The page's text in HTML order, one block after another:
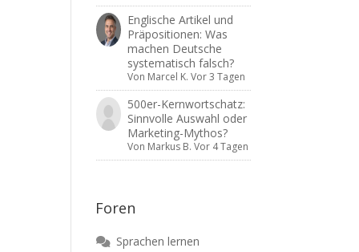
Englische Artikel und
Präpositionen: Was
machen Deutsche
systematisch falsch?
Von Marcel K. Vor 3 Tagen
500er-Kernwortschatz:
Sinnvolle Auswahl oder
Marketing-Mythos?
Von Markus B. Vor 4 Tagen
Foren
Sprachen lernen